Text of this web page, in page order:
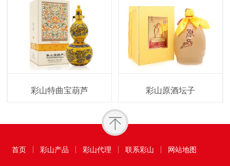
彩山特曲宝葫芦 彩山原酒坛子
首页 彩山产品 彩山代理 联系彩山 网站地图